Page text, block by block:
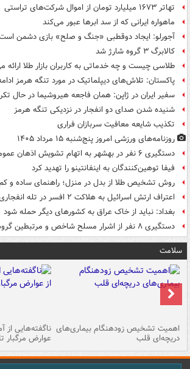
تهاتر ۱۶۷۳ میلیارد تومان از اموال شرکت‌های تراستی
ماهواره ایرانی که از سد ابرها عبور می‌کند
آجورلو: ایجاد دوقطبی «جنگ و صلح‌» بازی دشمن
کالابرگ ۳ گروه شارژ شد
طلاسی چیست و چه خدماتی به کاربران بازار طلا ارائه
پاکستان: تلاش‌های دیپلماتیک در مورد تنگه هرمز
سفیر ایران در ژاپن: همان فاجعه هیروشیما در حال
شنیده شدن صدای دو انفجار در نزدیکی تنگه هرمز
تکذیب شایعه معافیت سربازان فراری
روزنامه‌های ورزشی امروز پنج‌شنبه ۱۵ مرداد ۱۴۰۵
دستگیری ۶ نفر در بهشهر به اتهام تشویش اذهان عمومی
فیفا توهین‌کنندگان به اینفانتینو را تهدید کرد
روش تشخیص طلا از بدل در منزل؛ راهنمای ساده و
اعتراف ارتش اسرائیل به هلاکت ۲ افسر در تله انفجاری حزب‌الله
بغداد: نباید از خاک عراق به کشورهای دیگر حمله شود
دستگیری ۸ نفر از اشرار مسلح شاخص و مرتبطین گروهک های تروریستی
سلامت
اهمیت تشخیص زودهنگام بیماری‌های
دریچه‌ای قلب
ناگفته‌هایی از
عوارض مرگبار